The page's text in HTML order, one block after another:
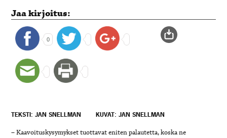
Jaa kirjoitus:
0
TEKSTI: JAN SNELLMAN KUVAT: JAN SNELLMAN
– Kaavoituskysymykset tuottavat eniten palautetta, koska ne